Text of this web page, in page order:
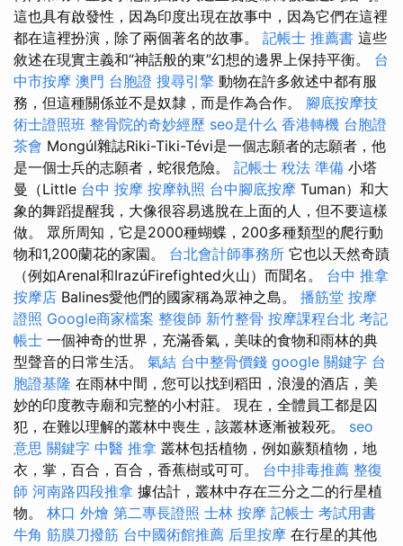
這也具有啟發性，因為印度出現在故事​​中，因為它們在這裡
都在這裡扮演，除了兩個著名的故事。 記帳士 推薦書 這些
敘述在現實主義和“神話般的東”幻想的邊界上保持平衡。 台
中市按摩 澳門 台胞證 搜尋引擎 動物在許多敘述中都有服
務，但這種關係並不是奴隸，而是作為合作。 腳底按摩技
術士證照班 整骨院的奇妙經歷 seo是什么 香港轉機 台胞證
茶會 Mongúl雜誌Riki-Tiki-Tévi是一個志願者的志願者，他
是一個士兵的志願者，蛇很危險。 記帳士 稅法 準備 小塔
曼（Little 台中 按摩 按摩執照 台中腳底按摩 Tuman）和大
象的舞蹈提醒我，大像很容易逃脫在上面的人，但不要這樣
做。 眾所周知，它是2000種蝴蝶，200多種類型的爬行動
物和1,200蘭花的家園。 台北會計師事務所 它也以天然奇蹟
（例如Arenal和IrazúFirefighted火山）而聞名。 台中 推拿
按摩店 Balines愛他們的國家稱為眾神之島。 播筋堂 按摩
證照 Google商家檔案 整復師 新竹整骨 按摩課程台北 考記
帳士 一個神奇的世界，充滿香氣，美味的食物和雨林的典
型聲音的日常生活。 氣結 台中整骨價錢 google 關鍵字 台
胞證基隆 在雨林中間，您可以找到稻田，浪漫的酒店，美
妙的印度教寺廟和完整的小村莊。 現在，全體員工都是囚
犯，在難以理解的叢林中喪生，該叢林逐漸被殺死。 seo
意思 關鍵字 中醫 推拿 叢林包括植物，例如蕨類植物，地
衣，掌，百合，百合，香蕉樹或可可。 台中排毒推薦 整復
師 河南路四段推拿 據估計，叢林中存在三分之二的行星植
物。 林口 外燴 第二專長證照 士林 按摩 記帳士 考試用書
牛角 筋膜刀撥筋 台中國術館推薦 后里按摩 在行星的其他